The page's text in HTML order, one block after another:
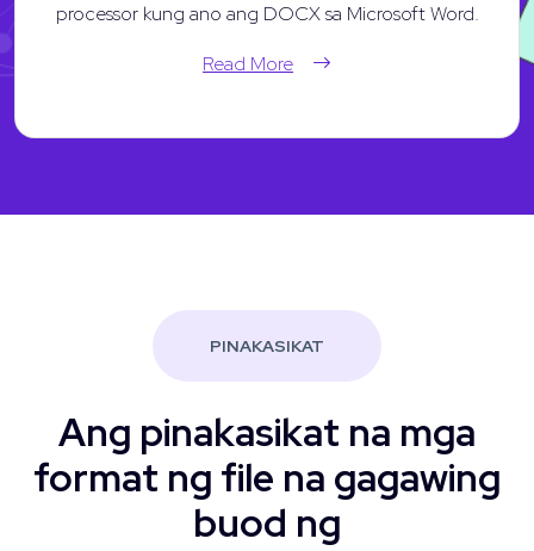
processor kung ano ang DOCX sa Microsoft Word.
Read More
PINAKASIKAT
Ang pinakasikat na mga
format ng file na gagawing
buod ng